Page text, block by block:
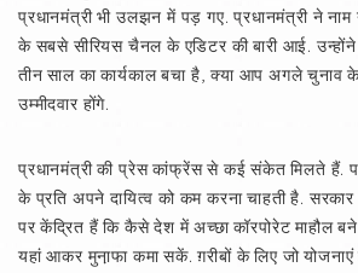
प्रधानमंत्री भी उलझन में पड़ गए. प्रधानमंत्री ने नाम
के सबसे सीरियस चैनल के एडिटर की बारी आई.
तीन साल का कार्यकाल बचा है, क्या आप अगले चुनाव
उम्मीदवार होंगे.
प्रधानमंत्री की प्रेस कांफ्रेंस से कई संकेत मिलते हैं.
के प्रति अपने दायित्व को कम करना चाहती है. सरकार
पर केंद्रित हैं कि कैसे देश में अच्छा कॉरपोरेट माहौल
यहां आकर मुना़फा कमा सकें. ग़रीबों के लिए जो